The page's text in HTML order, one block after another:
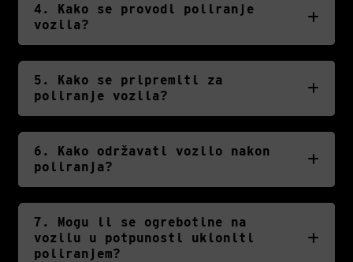
4. Kako se provodi poliranje
vozila?
5. Kako se pripremiti za
poliranje vozila?
6. Kako održavati vozilo nakon
poliranja?
7. Mogu li se ogrebotine na
vozilu u potpunosti ukloniti
poliranjem?